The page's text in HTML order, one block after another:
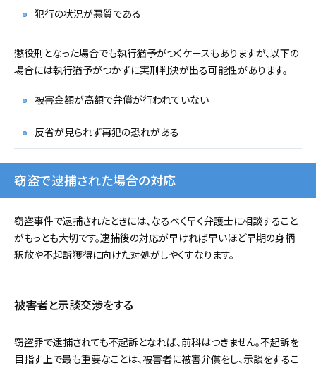
犯行の状況が悪質である
懲役刑となった場合でも執行猶予がつくケースもありますが、以下の
場合には執行猶予がつかずに実刑判決が出る可能性があります。
被害金額が高額で弁償が行われていない
反省が見られず再犯の恐れがある
窃盗で逮捕された場合の対応
窃盗事件で逮捕されたときには、なるべく早く弁護士に相談すること
がもっとも大切です。逮捕後の対応が早ければ早いほど早期の身柄
釈放や不起訴獲得に向けた対処がしやくすなります。
被害者と示談交渉をする
窃盗罪で逮捕されても不起訴となれば、前科はつきません。不起訴を
目指す上で最も重要なことは、被害者に被害弁償をし、示談をするこ